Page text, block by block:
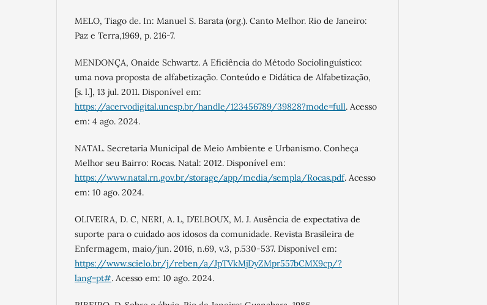
MELO, Tiago de. In: Manuel S. Barata (org.). Canto Melhor. Rio de Janeiro:
Paz e Terra,1969, p. 216-7.
MENDONÇA, Onaide Schwartz. A Eficiência do Método Sociolinguístico:
uma nova proposta de alfabetização. Conteúdo e Didática de Alfabetização,
[s. l.], 13 jul. 2011. Disponível em:
https://acervodigital.unesp.br/handle/123456789/39828?mode=full. Acesso
em: 4 ago. 2024.
NATAL. Secretaria Municipal de Meio Ambiente e Urbanismo. Conheça
Melhor seu Bairro: Rocas. Natal: 2012. Disponível em:
https://www.natal.rn.gov.br/storage/app/media/sempla/Rocas.pdf. Acesso
em: 10 ago. 2024.
OLIVEIRA, D. C, NERI, A. L, D’ELBOUX, M. J. Ausência de expectativa de
suporte para o cuidado aos idosos da comunidade. Revista Brasileira de
Enfermagem, maio/jun. 2016, n.69, v.3, p.530-537. Disponível em:
https://www.scielo.br/j/reben/a/JpTVkMjDyZMpr557bCMX9cp/?
lang=pt#. Acesso em: 10 ago. 2024.